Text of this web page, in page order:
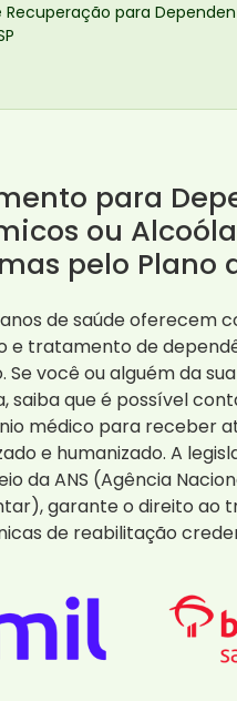
Recuperação para
para
ou
pelo Plano
de saúde oferecem
e tratamento de
Se você ou alguém da
saiba que é possível
médico para receber
e humanizado. A
da ANS (Agência
garante o direito ao
de reabilitação